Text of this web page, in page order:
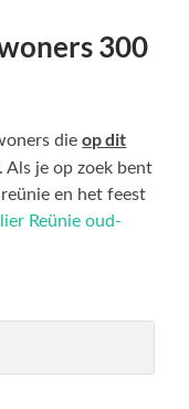
300
dieop dit
je op zoek bent
en het feest
Reünie oud-